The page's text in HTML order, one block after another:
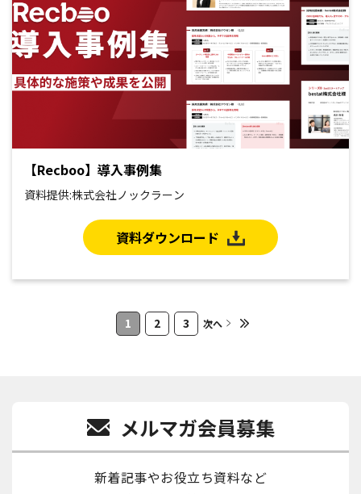
【Recboo】導入事例集
資料提供:株式会社ノックラーン
資料ダウンロード
1 2 3 次へ
メルマガ会員募集
新着記事やお役立ち資料など